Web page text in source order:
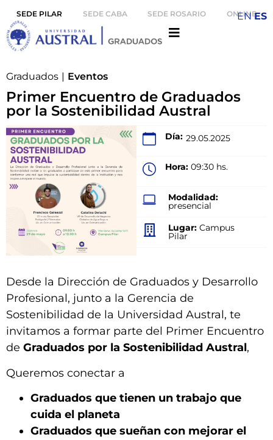
SEDE PILAR SEDE CABA SEDE ROSARIO ONLINE
Graduados | Eventos
Primer Encuentro de Graduados
por la Sostenibilidad Austral
Día: 29.05.2025
Hora: 09:30 hs.
Modalidad:
presencial
Lugar: Campus
Pilar
Desde la Dirección de Graduados y Desarrollo
Profesional, junto a la Gerencia de
Sostenibilidad de la Universidad Austral, te
invitamos a formar parte del Primer Encuentro
de Graduados por la Sostenibilidad Austral,
Queremos conectar a
Graduados que tienen un trabajo que
cuida el planeta
Graduados que sueñan con mejorar el
EN ES